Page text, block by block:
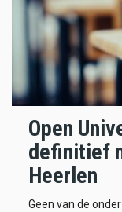
Open
definitief
Heerlen
Geen van de